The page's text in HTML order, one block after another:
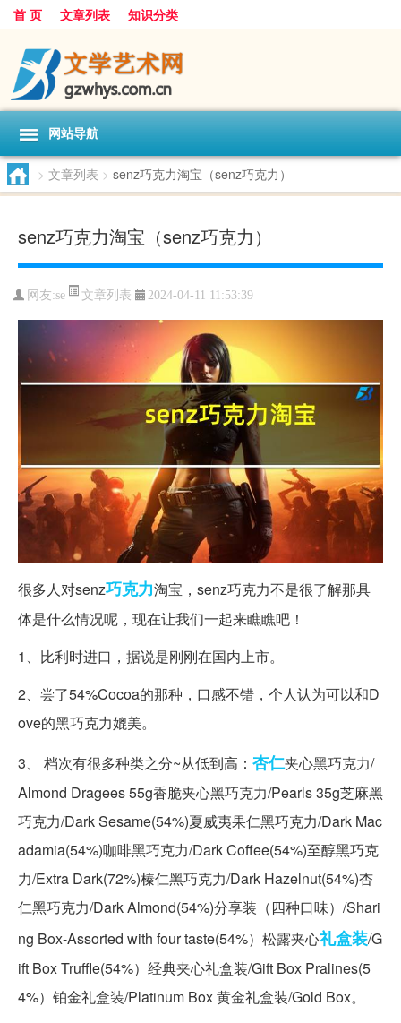
首 页 文章列表 知识分类
网站导航
> 文章列表 > senz巧克力淘宝（senz巧克力）
senz巧克力淘宝（senz巧克力）
网友:se 文章列表 2024-04-11 11:53:39
很多人对senz巧克力淘宝，senz巧克力不是很了解那具
体是什么情况呢，现在让我们一起来瞧瞧吧！
1、比利时进口，据说是刚刚在国内上市。
2、尝了54%Cocoa的那种，口感不错，个人认为可以和D
ove的黑巧克力媲美。
3、 档次有很多种类之分~从低到高： 杏仁夹心黑巧克力/
Almond Dragees 55g香脆夹心黑巧克力/Pearls 35g芝麻黑
巧克力/Dark Sesame(54%)夏威夷果仁黑巧克力/Dark Mac
adamia(54%)咖啡黑巧克力/Dark Coffee(54%)至醇黑巧克
力/Extra Dark(72%)榛仁黑巧克力/Dark Hazelnut(54%)杏
仁黑巧克力/Dark Almond(54%)分享装（四种口味）/Shari
ng Box-Assorted with four taste(54%）松露夹心礼盒装/G
ift Box Truffle(54%）经典夹心礼盒装/Gift Box Pralines(5
4%）铂金礼盒装/Platinum Box 黄金礼盒装/Gold Box。